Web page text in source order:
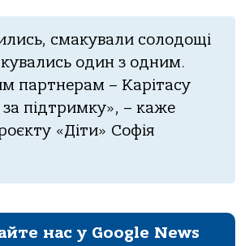
смакували солодощі
один з одним.
партнерам – Карітасу
підтримку», – каже
«Діти» Софія
нас у Google News